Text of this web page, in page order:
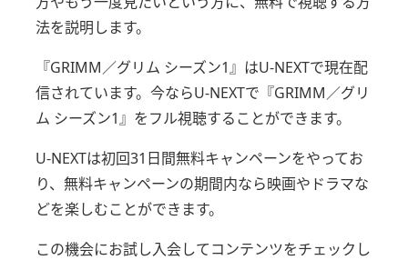
法を説明します。
『GRIMM／グリム シーズン1』はU-NEXTで現在配
信されています。 今ならU-NEXTで『GRIMM／グリ
ム シーズン1』をフル視聴することができます。
U-NEXTは初回31日間無料キャンペーンをやってお
り、 無料キャンペーンの期間内なら映画やドラマな
どを楽しむことができます。
この機会にお試し入会してコンテンツをチェックし